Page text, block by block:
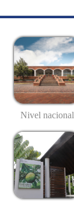
Nivel nacional